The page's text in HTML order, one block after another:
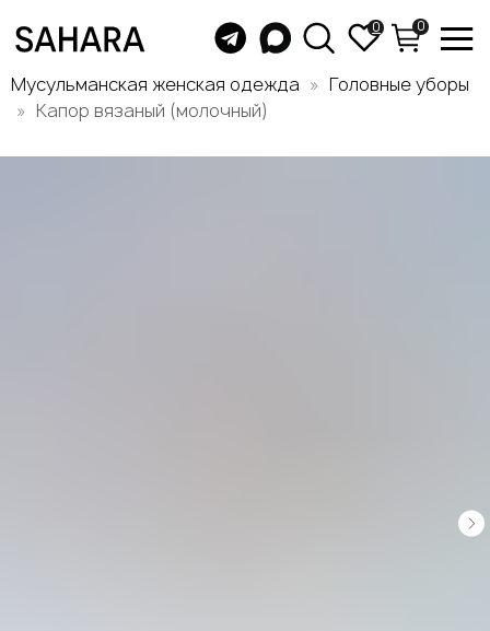
0
Мусульманская женская одежда
Головные уборы
Капор вязаный (молочный)